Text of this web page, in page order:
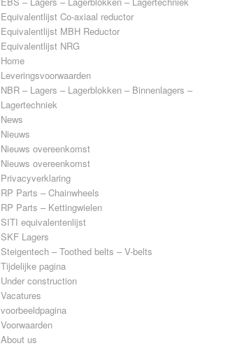
Equivalentlijst Co-axiaal reductor
Equivalentlijst MBH Reductor
Equivalentlijst NRG
Home
Leveringsvoorwaarden
NBR – Lagers – Lagerblokken – Binnenlagers –
Lagertechniek
News
Nieuws
Nieuws overeenkomst
Nieuws overeenkomst
Privacyverklaring
RP Parts – Chainwheels
RP Parts – Kettingwielen
SITI equivalentenlijst
SKF Lagers
Steigentech – Toothed belts – V-belts
Tijdelijke pagina
Under construction
Vacatures
voorbeeldpagina
Voorwaarden
About us